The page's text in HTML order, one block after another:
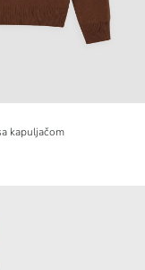
kapuljačom